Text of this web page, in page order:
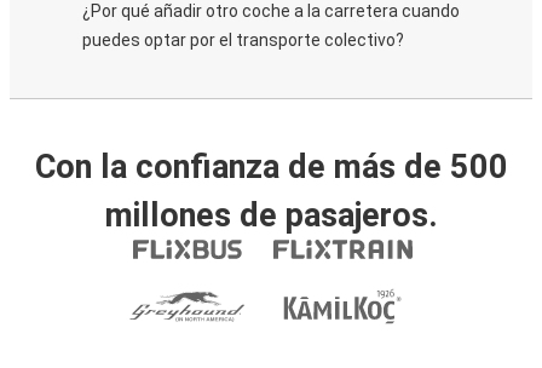
¿Por qué añadir otro coche a la carretera cuando
puedes optar por el transporte colectivo?
Con la confianza de más de 500
millones de pasajeros.